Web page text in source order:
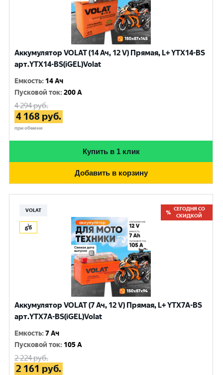
Аккумулятор VOLAT (14 Ач, 12 V) Прямая, L+ YTX14-BS
арт.YTX14-BS(iGEL)Volat
Емкость: 14 Ач
Пусковой ток:200 A
4 294руб.
4 168 руб.
при обмене
Купить в 1 клик
Добавить в корзину
VOLAT
СЕГОДНЯ СО
СКИДКОЙ
Аккумулятор VOLAT (7 Ач, 12 V) Прямая, L+ YTX7A-BS
арт.YTX7A-BS(iGEL)Volat
Емкость:7 Ач
Пусковой ток: 105 A
2 224руб.
2 161 руб.